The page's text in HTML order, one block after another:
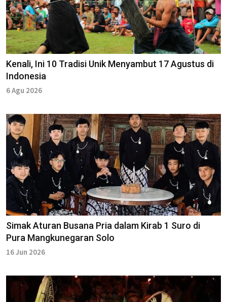
Kenali, Ini 10 Tradisi Unik Menyambut 17 Agustus di
Indonesia
6 Agu 2026
Simak Aturan Busana Pria dalam Kirab 1 Suro di
Pura Mangkunegaran Solo
16 Jun 2026